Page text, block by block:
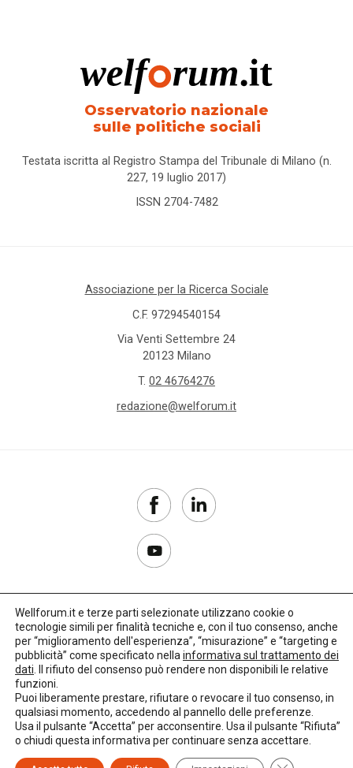
Osservatorio nazionale
sulle politiche sociali
Testata iscritta al Registro Stampa del Tribunale di Milano (n.
227, 19 luglio 2017)
ISSN 2704-7482
Associazione per la Ricerca Sociale
C.F. 97294540154
Via Venti Settembre 24
20123 Milano
T. 02 46764276
redazione@welforum.it
Copyright 2017–2026
Privacy Policy
Credits: LO Studio
Wellforum.it e terze parti selezionate utilizzano cookie o
tecnologie simili per finalità tecniche e, con il tuo consenso, anche
per “miglioramento dell'esperienza”, “misurazione” e “targeting e
pubblicità” come specificato nella informativa sul trattamento dei
dati . Il rifiuto del consenso può rendere non disponibili le relative
funzioni.
Puoi liberamente prestare, rifiutare o revocare il tuo consenso, in
qualsiasi momento, accedendo al pannello delle preferenze.
Usa il pulsante “Accetta” per acconsentire. Usa il pulsante “Rifiuta”
o chiudi questa informativa per continuare senza accettare.